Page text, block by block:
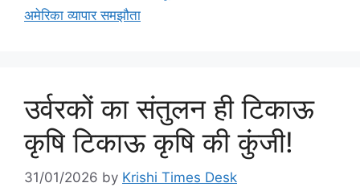
अमेरिका व्यापार समझौता
उर्वरकों का संतुलन ही टिकाऊ
कृषि टिकाऊ कृषि की कुंजी!
31/01/2026 by Krishi Times Desk